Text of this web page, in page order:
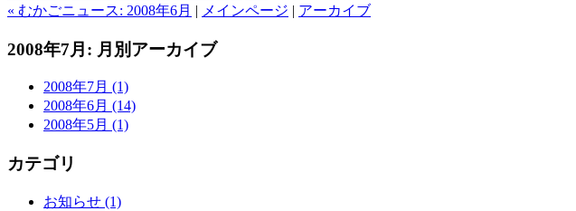
« むかごニュース: 2008年6月 | メインページ | アーカイブ
2008年7月: 月別アーカイブ
2008年7月 (1)
2008年6月 (14)
2008年5月 (1)
カテゴリ
お知らせ (1)